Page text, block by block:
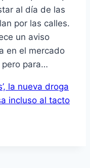
al día de las
por las calles.
un aviso
en el mercado
pero para…
la nueva droga
incluso al tacto